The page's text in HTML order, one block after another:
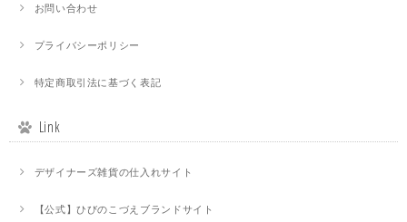
お問い合わせ
プライバシーポリシー
特定商取引法に基づく表記
Link
デザイナーズ雑貨の仕入れサイト
【公式】ひびのこづえブランドサイト